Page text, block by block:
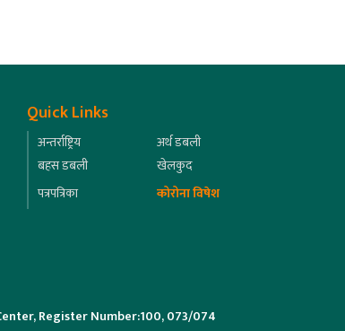
Quick Links
अन्तर्राष्ट्रिय
अर्थ डबली
बहस डबली
खेलकुद
पत्रपत्रिका
कोरोना विषेश
Register Number:100, 073/074